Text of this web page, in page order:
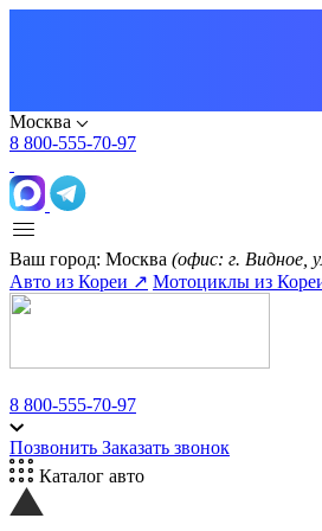
Москва
8 800-555-70-97
Ваш город: Москва (офис: г. Видное,
Авто из Кореи ↗ Мотоциклы из
8 800-555-70-97
Позвонить Заказать звонок
Каталог авто